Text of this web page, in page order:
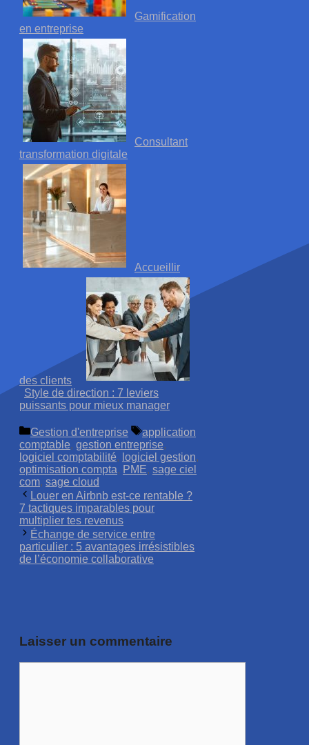
Gamification
en entreprise
Consultant
transformation digitale
Accueillir
des clients
Style de direction : 7 leviers
puissants pour mieux manager
Catégories
Gestion d'entreprise Étiquettes
application
comptable, gestion entreprise,
logiciel comptabilité, logiciel gestion,
optimisation compta, PME, sage ciel
com, sage cloud
Louer en Airbnb est-ce rentable ?
7 tactiques imparables pour
multiplier tes revenus
Échange de service entre
particulier : 5 avantages irrésistibles
de l’économie collaborative
Laisser un commentaire